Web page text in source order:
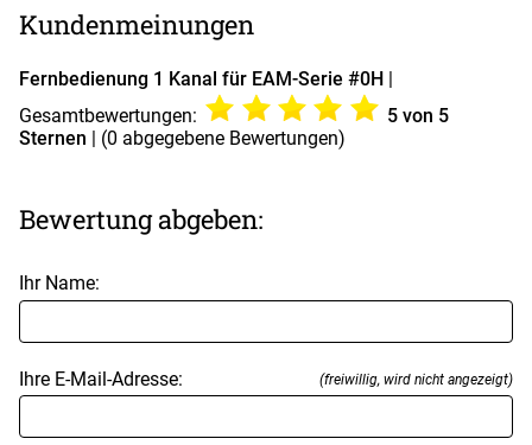
Kundenmeinungen
Fernbedienung 1 Kanal für EAM-Serie #0H |
Gesamtbewertungen:
5von 5
Sternen | (0 abgegebene Bewertungen)
Bewertung abgeben:
Ihr Name:
Ihre E-Mail-Adresse: (freiwillig, wird nicht angezeigt)